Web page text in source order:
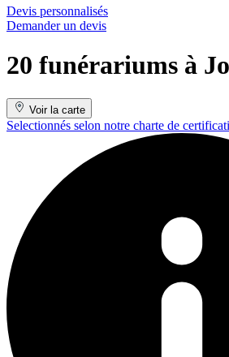
Devis personnalisés
Demander un devis
20 funérariums à
Voir la carte
Selectionnés selon notre charte de